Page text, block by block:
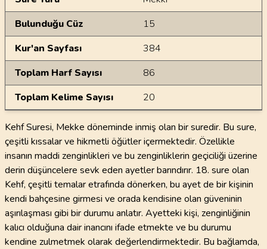
Bulunduğu Cüz
15
Kur'an Sayfası
384
Toplam Harf Sayısı
86
Toplam Kelime Sayısı
20
Kehf Suresi, Mekke döneminde inmiş olan bir suredir. Bu sure,
çeşitli kıssalar ve hikmetli öğütler içermektedir. Özellikle
insanın maddi zenginlikleri ve bu zenginliklerin geçiciliği üzerine
derin düşüncelere sevk eden ayetler barındırır. 18. sure olan
Kehf, çeşitli temalar etrafında dönerken, bu ayet de bir kişinin
kendi bahçesine girmesi ve orada kendisine olan güveninin
aşırılaşması gibi bir durumu anlatır. Ayetteki kişi, zenginliğinin
kalıcı olduğuna dair inancını ifade etmekte ve bu durumu
kendine zulmetmek olarak değerlendirmektedir. Bu bağlamda,